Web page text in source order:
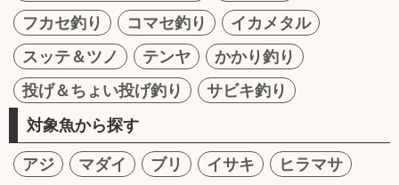
フカセ釣り
コマセ釣り
イカメタル
スッテ＆ツノ
テンヤ
かかり釣り
投げ＆ちょい投げ釣り
サビキ釣り
対象魚から探す
アジ マダイ ブリ イサキ
ヒラマサ